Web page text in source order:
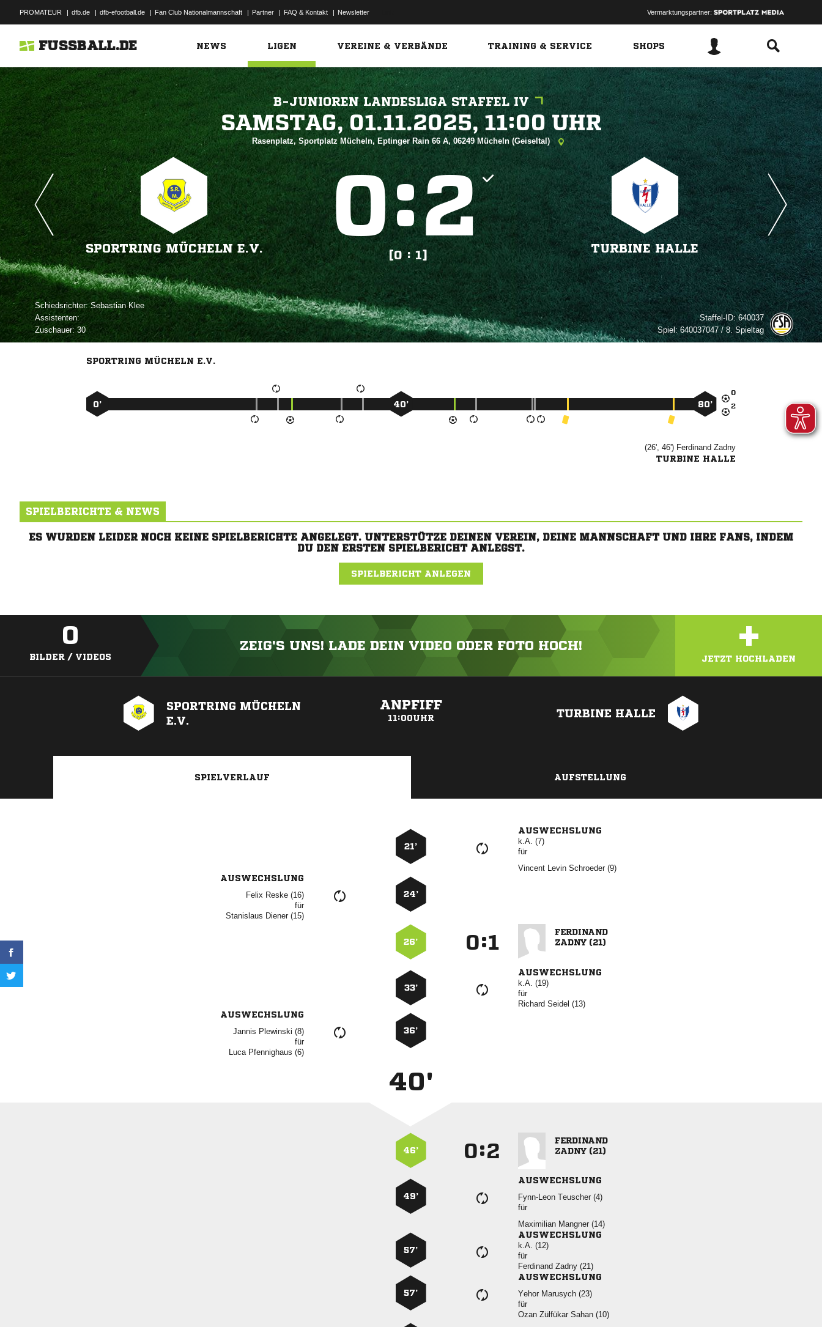
PROMATEUR | dfb.de | dfb-efootball.de | Fan Club Nationalmannschaft | Partner | FAQ & Kontakt | Newsletter Vermarktungspartner:
FUSSBALL.DE NEWS LIGEN VEREINE & VERBÄNDE TRAINING & SERVICE SHOPS
B-JUNIOREN LANDESLIGA STAFFEL IV
   
Rasenplatz, Sportplatz Mücheln, Eptinger Rain 66 A, 06249 Mücheln (Geiseltal)
SPORTRING MÜCHELN E.V.
:
[0 : 1]
TURBINE HALLE
Schiedsrichter: 
Assistenten:
Zuschauer:30
Staffel-ID:640037
Spiel:640037047 / 8. Spieltag
SPORTRING MÜCHELN E.V.


0’ 40’ 80’
(26', 46')  
TURBINE HALLE
SPIELBERICHTE & NEWS
ES WURDEN LEIDER NOCH KEINE SPIELBERICHTE ANGELEGT. UNTERSTÜTZE DEINEN VEREIN, DEINE MANNSCHAFT UND IHRE FANS, INDEM
DU DEN ERSTEN SPIELBERICHT ANLEGST.
SPIELBERICHT ANLEGEN
0
BILDER / VIDEOS
ZEIG'S UNS! LADE DEIN VIDEO ODER FOTO HOCH! +
JETZT HOCHLADEN
SPORTRING MÜCHELN
E.V.
ANPFIFF
11:00UHR TURBINE HALLE
SPIELVERLAUF AUFSTELLUNG
21’
AUSWECHSLUNG
k.A. (7)
für
   
AUSWECHSLUNG
  
für
  
24’
26’ :

 
33’
AUSWECHSLUNG
k.A. (19)
für
  
AUSWECHSLUNG
  
für
  
36’
40'
46’ :

 
49’
AUSWECHSLUNG
  
für
  
57’
AUSWECHSLUNG
k.A. (12)
für
  
57’
AUSWECHSLUNG
  
für
   